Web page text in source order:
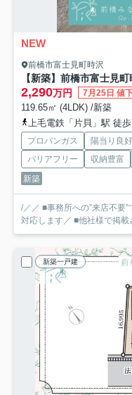
NEW
前橋市富士見町時沢
2,290万円 7月25日 値
119.65㎡ (4LDK) /新築
上毛電鉄「片貝」駅 徒
プロパンガス 陽当り良好
バリアフリー
収納豊富
新築
/／／ ■事務所への”来店不要
対応します／ ■他社様で掲載
新築一戸建